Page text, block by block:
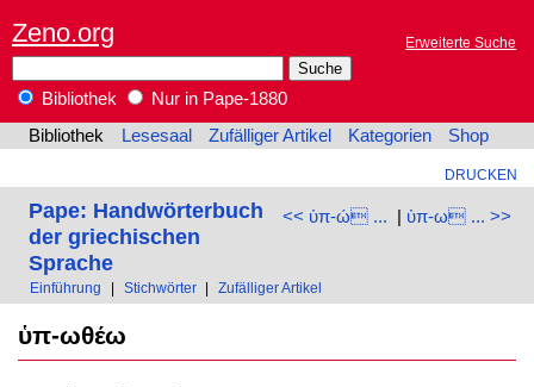
Zeno.org Erweiterte Suche
Bibliothek
Nur in Pape-1880
Bibliothek
Lesesaal Zufälliger Artikel Kategorien Shop
DRUCKEN
<< ὑπ-ώ ... | ὑπ-ω ... >>
Pape: Handwörterbuch
der griechischen
Sprache
Einführung Stichwörter Zufälliger Artikel
ὑπ-ωθέω